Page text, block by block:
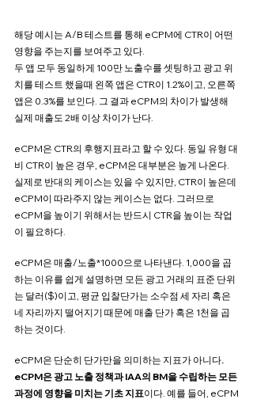
해당 예시는 A/B 테스트를 통해 eCPM에 CTR이 어떤
영향을 주는지를 보여주고 있다.
두 앱 모두 동일하게 100만 노출수를 셋팅하고 광고 위
치를 테스트 했을때 왼쪽 앱은 CTR이 1.2%이고, 오른쪽
앱은 0.3%를 보인다. 그 결과 eCPM의 차이가 발생해
실제 매출도 2배 이상 차이가 난다.
eCPM은 CTR의 후행지표라고 할 수 있다. 동일 유형 대
비 CTR이 높은 경우, eCPM은 대부분은 높게 나온다.
실제로 반대의 케이스는 있을 수 있지만, CTR이 높은데
eCPM이 따라주지 않는 케이스는 없다. 그러므로
eCPM을 높이기 위해서는 반드시 CTR을 높이는 작업
이 필요하다.
eCPM은 매출/노출*1000으로 나타낸다. 1,000을 곱
하는 이유를 쉽게 설명하면 모든 광고 거래의 표준 단위
는 달러($)이고, 평균 입찰단가는 소수점 세 자리 혹은
네 자리까지 떨어지기 때문에 매출 단가 혹은 1천을 곱
하는 것이다.
eCPM은 단순히 단가만을 의미하는 지표가 아니다.
eCPM은 광고 노출 정책과 IAA의 BM을 수립하는 모든
과정에 영향을 미치는 기초 지표이다. 예를 들어, eCPM